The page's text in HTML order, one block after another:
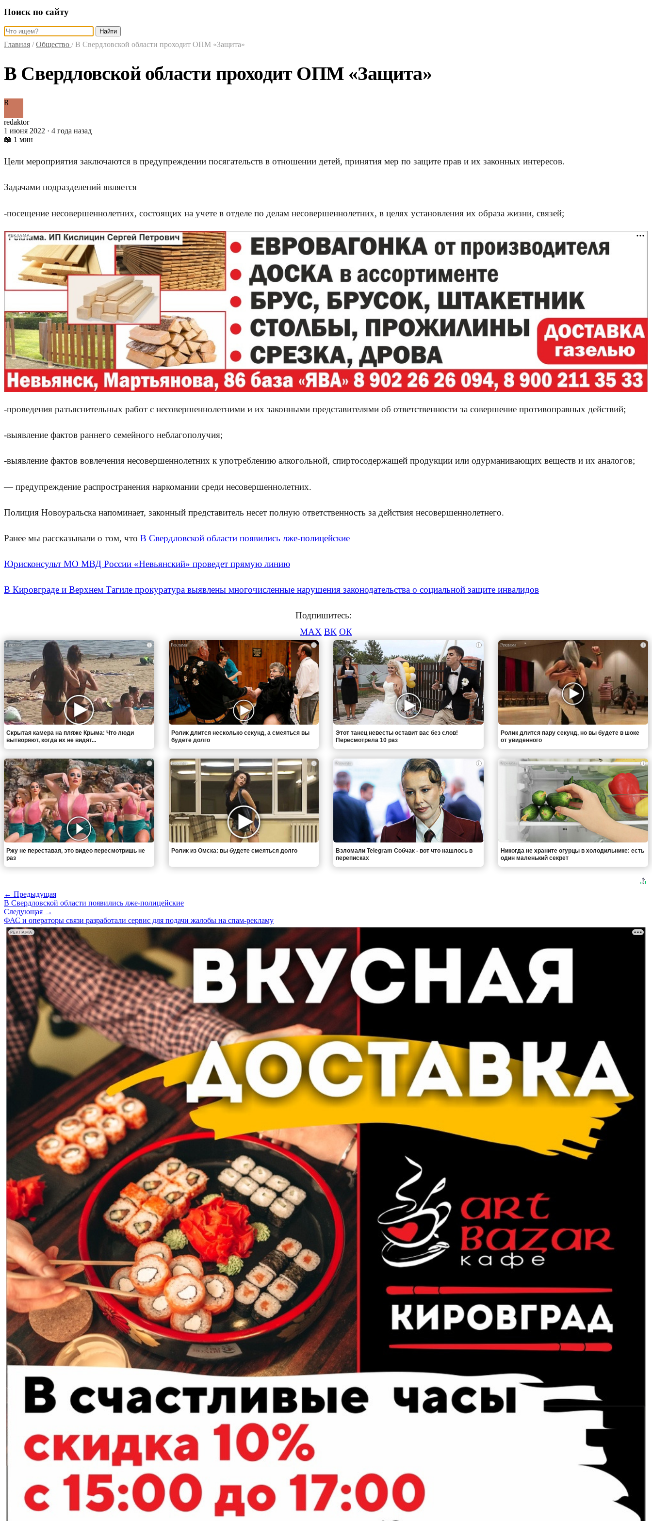
Поиск по сайту
Найти
Главная / Общество / В Свердловской области проходит ОПМ «Защита»
В Свердловской области проходит ОПМ «Защита»
R
redaktor
1 июня 2022 · 4 года назад
📖 1 мин
Цели мероприятия заключаются в предупреждении посягательств в отношении детей, принятия мер по защите прав и их законных интересов.
Задачами подразделений является
-посещение несовершеннолетних, состоящих на учете в отделе по делам несовершеннолетних, в целях установления их образа жизни, связей;
РЕКЛАМА
-проведения разъяснительных работ с несовершеннолетними и их законными представителями об ответственности за совершение противоправных действий;
-выявление фактов раннего семейного неблагополучия;
-выявление фактов вовлечения несовершеннолетних к употреблению алкогольной, спиртосодержащей продукции или одурманивающих веществ и их аналогов;
— предупреждение распространения наркомании среди несовершеннолетних.
Полиция Новоуральска напоминает, законный представитель несет полную ответственность за действия несовершеннолетнего.
Ранее мы рассказывали о том, что В Свердловской области появились лже-полицейские
Юрисконсульт МО МВД России «Невьянский» проведет прямую линию
В Кировграде и Верхнем Тагиле прокуратура выявлены многочисленные нарушения законодательства о социальной защите инвалидов
Подпишитесь:
MAX ВК ОК
i
Скрытая камера на пляже Крыма: Что люди
вытворяют, когда их не видят...
i
Ролик длится несколько секунд, а смеяться вы
будете долго
i
Этот танец невесты оставит вас без слов!
Пересмотрела 10 раз
i
Ролик длится пару секунд, но вы будете в шоке
от увиденного
i
Ржу не переставая, это видео пересмотришь не
раз
i
Ролик из Омска: вы будете смеяться долго
i
Взломали Telegram Собчак - вот что нашлось в
переписках
i
Никогда не храните огурцы в холодильнике: есть
один маленький секрет
← Предыдущая
В Свердловской области появились лже-полицейские
Следующая →
ФАС и операторы связи разработали сервис для подачи жалобы на спам-рекламу
РЕКЛАМА